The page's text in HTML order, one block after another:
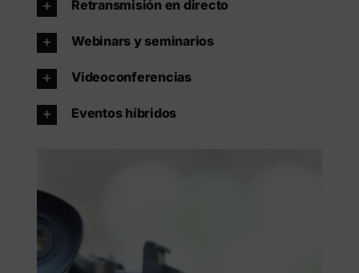
Retransmisión en directo
Webinars y seminarios
Videoconferencias
Eventos híbridos